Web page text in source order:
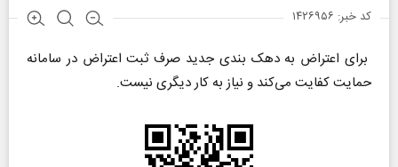
کد خبر: ۱۴۲۶۹۵۶
برای اعتراض به دهک‌ بندی جدید صرف ثبت اعتراض در سامانه
حمایت کفایت می‌کند و نیاز به کار دیگری نیست.